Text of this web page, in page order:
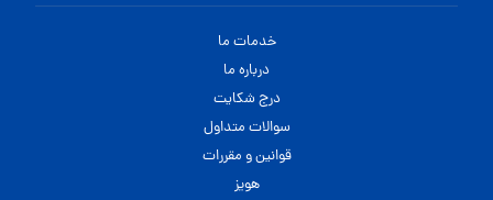
خدمات ما
درباره ما
درج شکایت
سوالات متداول
قوانین و مقررات
هویز